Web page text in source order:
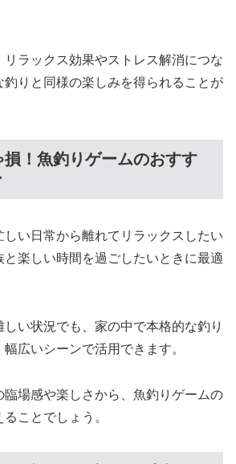
リラックス効果やストレス解消につな
釣りと同様の楽しみを得られることが
！魚釣りゲームのおすす
い日常から離れてリラックスしたい
と楽しい時間を過ごしたいときに最適
い状況でも、家の中で本格的な釣り
広いシーンで活用できます。
臨場感や楽しさから、魚釣りゲームの
ことでしょう。